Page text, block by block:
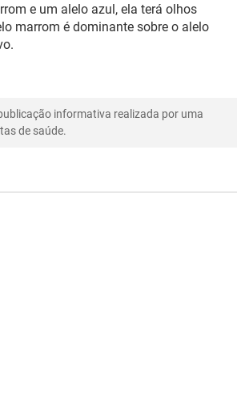
e um alelo azul, ela terá olhos
marrom é dominante sobre o alelo
informativa realizada por uma
de saúde.